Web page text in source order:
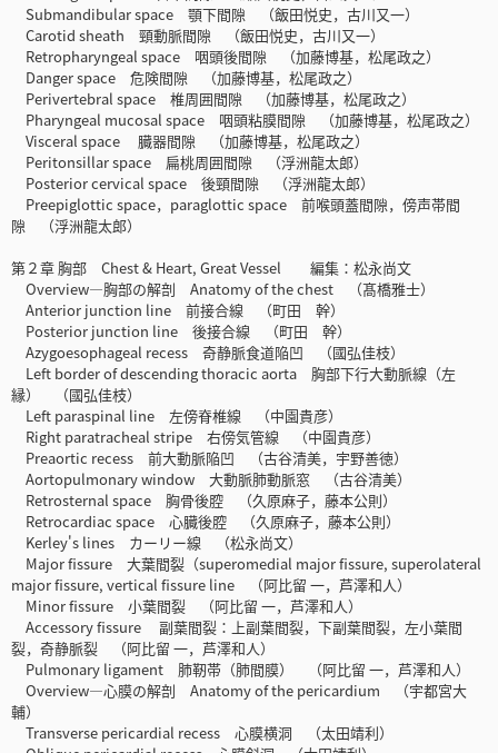
Submandibular space 顎下間隙 （飯田悦史，古川又一）
Carotid sheath 頸動脈間隙 （飯田悦史，古川又一）
Retropharyngeal space 咽頭後間隙 （加藤博基，松尾政之）
Danger space 危険間隙 （加藤博基，松尾政之）
Perivertebral space 椎周囲間隙 （加藤博基，松尾政之）
Pharyngeal mucosal space 咽頭粘膜間隙 （加藤博基，松尾政之）
Visceral space 臓器間隙 （加藤博基，松尾政之）
Peritonsillar space 扁桃周囲間隙 （浮洲龍太郎）
Posterior cervical space 後頸間隙 （浮洲龍太郎）
Preepiglottic space，paraglottic space 前喉頭蓋間隙，傍声帯間
隙 （浮洲龍太郎）
第２章 胸部 Chest & Heart, Great Vessel 編集：松永尚文
Overview—胸部の解剖 Anatomy of the chest （髙橋雅士）
Anterior junction line 前接合線 （町田 幹）
Posterior junction line 後接合線 （町田 幹）
Azygoesophageal recess 奇静脈食道陥凹 （國弘佳枝）
Left border of descending thoracic aorta 胸部下行大動脈線（左
縁） （國弘佳枝）
Left paraspinal line 左傍脊椎線 （中園貴彦）
Right paratracheal stripe 右傍気管線 （中園貴彦）
Preaortic recess 前大動脈陥凹 （古谷清美，宇野善徳）
Aortopulmonary window 大動脈肺動脈窓 （古谷清美）
Retrosternal space 胸骨後腔 （久原麻子，藤本公則）
Retrocardiac space 心臓後腔 （久原麻子，藤本公則）
Kerley's lines カーリー線 （松永尚文）
Major fissure 大葉間裂（superomedial major fissure, superolateral
major fissure, vertical fissure line （阿比留 一，芦澤和人）
Minor fissure 小葉間裂 （阿比留 一，芦澤和人）
Accessory fissure 副葉間裂：上副葉間裂，下副葉間裂，左小葉間
裂，奇静脈裂 （阿比留 一，芦澤和人）
Pulmonary ligament 肺靭帯（肺間膜） （阿比留 一，芦澤和人）
Overview—心膜の解剖 Anatomy of the pericardium （宇都宮大
輔）
Transverse pericardial recess 心膜横洞 （太田靖利）